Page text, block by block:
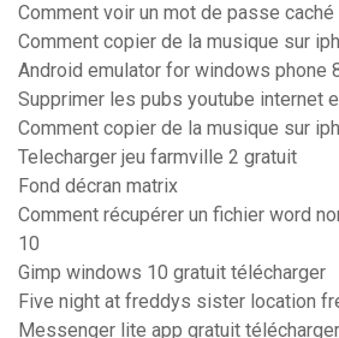
Comment voir un mot de passe caché
Comment copier de la musique sur
Android emulator for windows phone
Supprimer les pubs youtube internet
Comment copier de la musique sur
Telecharger jeu farmville 2 gratuit
Fond décran matrix
Comment récupérer un fichier word
10
Gimp windows 10 gratuit télécharger
Five night at freddys sister location
Messenger lite app gratuit